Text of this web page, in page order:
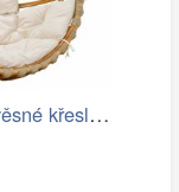
Proutěné závěsné křeslo Elis, přírodní…